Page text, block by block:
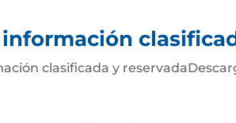
clasificada y